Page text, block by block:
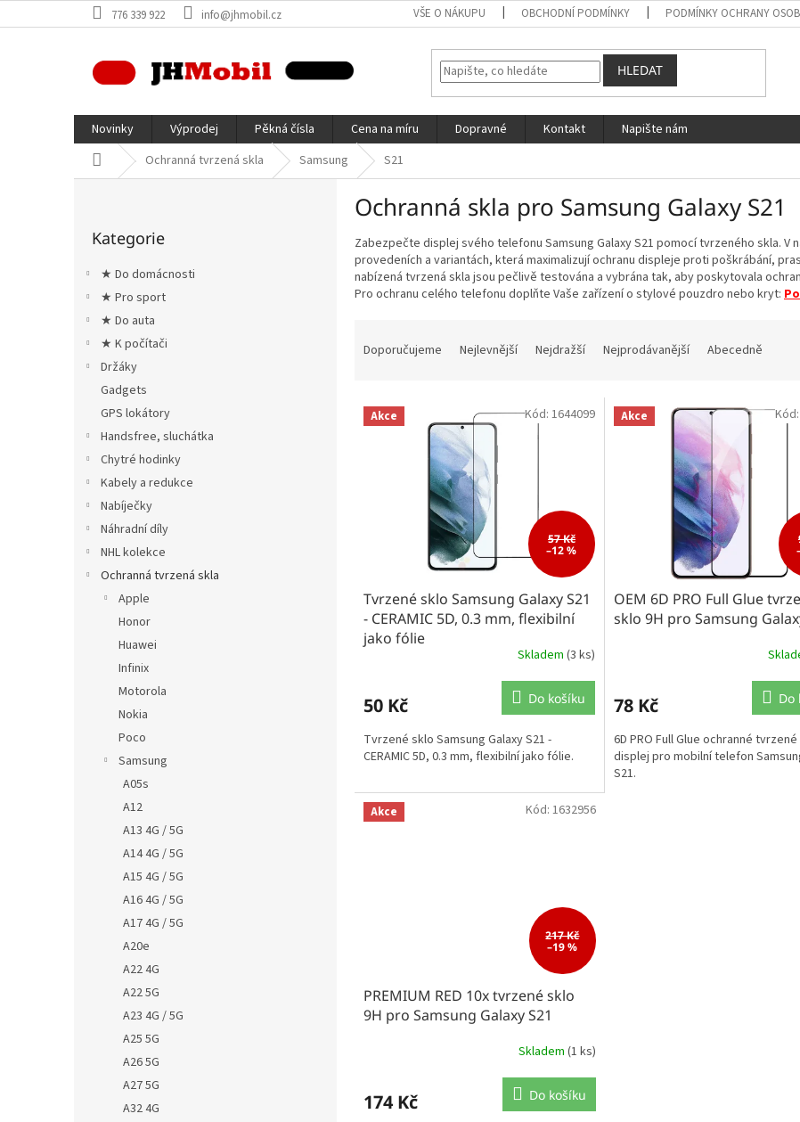
na
776 339 922 info@jhmobil.cz VŠE O NÁKUPU OBCHODNÍ PODMÍNKY PODMÍNKY OCHRANY
HLEDAT
Novinky Výprodej Pěkná čísla Cena na míru Dopravné Kontakt
Napište nám
Domů Ochranná tvrzená skla Samsung S21
kategorie
Kategorie
★ Do domácnosti
★ Pro sport
★ Do auta
★ K počítači
Držáky
Gadgets
GPS lokátory
Handsfree, sluchátka
Chytré hodinky
Kabely a redukce
Nabíječky
Náhradní díly
NHL kolekce
Ochranná tvrzená skla
Apple
Honor
Huawei
Infinix
Motorola
Nokia
Poco
Samsung
A05s
A12
A13 4G / 5G
A14 4G / 5G
A15 4G / 5G
A16 4G / 5G
A17 4G / 5G
A20e
A22 4G
A22 5G
A23 4G / 5G
A25 5G
A26 5G
A27 5G
A32 4G
Ochranná skla pro Samsung Galaxy S21
Zabezpečte displej svého telefonu Samsung Galaxy S21 pomocí tvrzeného skla. V
provedeních a variantách, která maximalizují ochranu displeje proti poškrábání,
nabízená tvrzená skla jsou pečlivě testována a vybrána tak, aby poskytovala
Pro ochranu celého telefonu doplňte Vaše zařízení o stylové pouzdro nebo kryt:
n
Doporučujeme Nejlevnější Nejdražší Nejprodávanější Abecedně
V
ů
Akce
57 Kč
–12 %
Tvrzené sklo Samsung Galaxy S21
- CERAMIC 5D, 0.3 mm, flexibilní
jako fólie
Skladem (3 ks)
50 Kč Do košíku
Tvrzené sklo Samsung Galaxy S21 -
CERAMIC 5D, 0.3 mm, flexibilní jako fólie.
Kód: 1644099 Akce
OEM 6D PRO Full Glue
sklo 9H pro Samsung
78 Kč Do
6D PRO Full Glue ochranné
displej pro mobilní telefon
S21.
Kód:
Akce
217 Kč
–19 %
PREMIUM RED 10x tvrzené sklo
9H pro Samsung Galaxy S21
Skladem (1 ks)
174 Kč Do košíku
Kód: 1632956